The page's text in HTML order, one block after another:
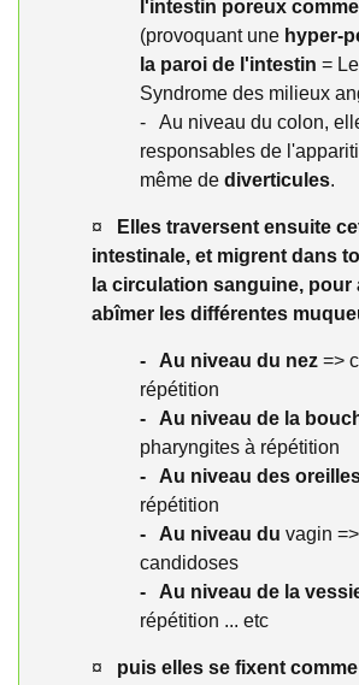
l'intestin poreux
(provoquant une hyper-
la paroi de l'intestin =
Syndrome des milieux
- Au niveau du colon,
responsables de
même de diverticules.
¤
Elles traversent ensuite
intestinale, et migrent dans
la circulation sanguine, pour
abîmer les différentes
- Au niveau du nez =>
répétition
- Au niveau de la
pharyngites à répétition
- Au niveau des
répétition
- Au niveau du vagin
candidoses
- Au niveau de la
répétition ... etc
¤ puis elles se fixent